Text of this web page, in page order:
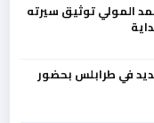
المولي توثيق سيرته
في طرابلس بحضور